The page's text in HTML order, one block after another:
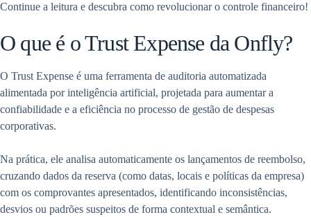
Continue a leitura e descubra como revolucionar o controle financeiro!
O que é o Trust Expense da Onfly?
O Trust Expense é uma ferramenta de auditoria automatizada
alimentada por inteligência artificial, projetada para aumentar a
confiabilidade e a eficiência no processo de gestão de despesas
corporativas.
Na prática, ele analisa automaticamente os lançamentos de reembolso,
cruzando dados da reserva (como datas, locais e políticas da empresa)
com os comprovantes apresentados, identificando inconsistências,
desvios ou padrões suspeitos de forma contextual e semântica.